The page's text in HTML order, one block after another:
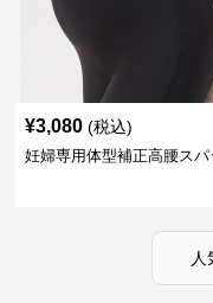
¥3,080 (税込)
妊婦専用体型補正高腰スパ